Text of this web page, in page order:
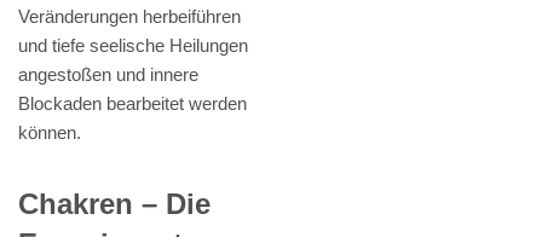
Veränderungen herbeiführen
und tiefe seelische Heilungen
angestoßen und innere
Blockaden bearbeitet werden
können.
Chakren – Die